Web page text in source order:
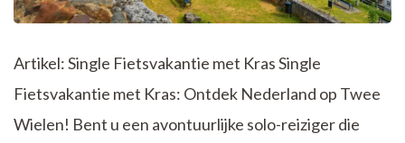
Artikel: Single Fietsvakantie met Kras Single
Fietsvakantie met Kras: Ontdek Nederland op Twee
Wielen! Bent u een avontuurlijke solo-reiziger die